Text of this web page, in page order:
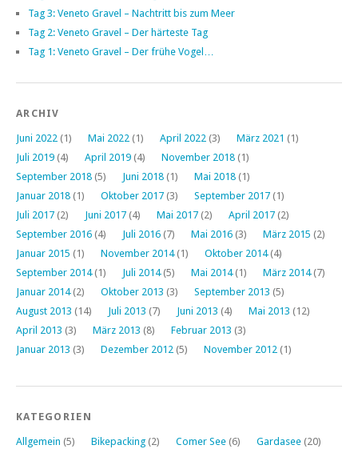
Tag 3: Veneto Gravel – Nachtritt bis zum Meer
Tag 2: Veneto Gravel – Der härteste Tag
Tag 1: Veneto Gravel – Der frühe Vogel…
ARCHIV
Juni 2022 (1) Mai 2022 (1) April 2022 (3) März 2021 (1)
Juli 2019 (4) April 2019 (4) November 2018 (1)
September 2018 (5) Juni 2018 (1) Mai 2018 (1)
Januar 2018 (1) Oktober 2017 (3) September 2017 (1)
Juli 2017 (2) Juni 2017 (4) Mai 2017 (2) April 2017 (2)
September 2016 (4) Juli 2016 (7) Mai 2016 (3) März 2015 (2)
Januar 2015 (1) November 2014(1) Oktober 2014(4)
September 2014(1) Juli 2014(5) Mai 2014(1) März 2014(7)
Januar 2014(2) Oktober 2013 (3) September 2013 (5)
August 2013 (14) Juli 2013 (7) Juni 2013 (4) Mai 2013 (12)
April 2013 (3) März 2013 (8) Februar 2013 (3)
Januar 2013 (3) Dezember 2012 (5) November 2012 (1)
KATEGORIEN
Allgemein (5) Bikepacking (2) Comer See (6) Gardasee (20)